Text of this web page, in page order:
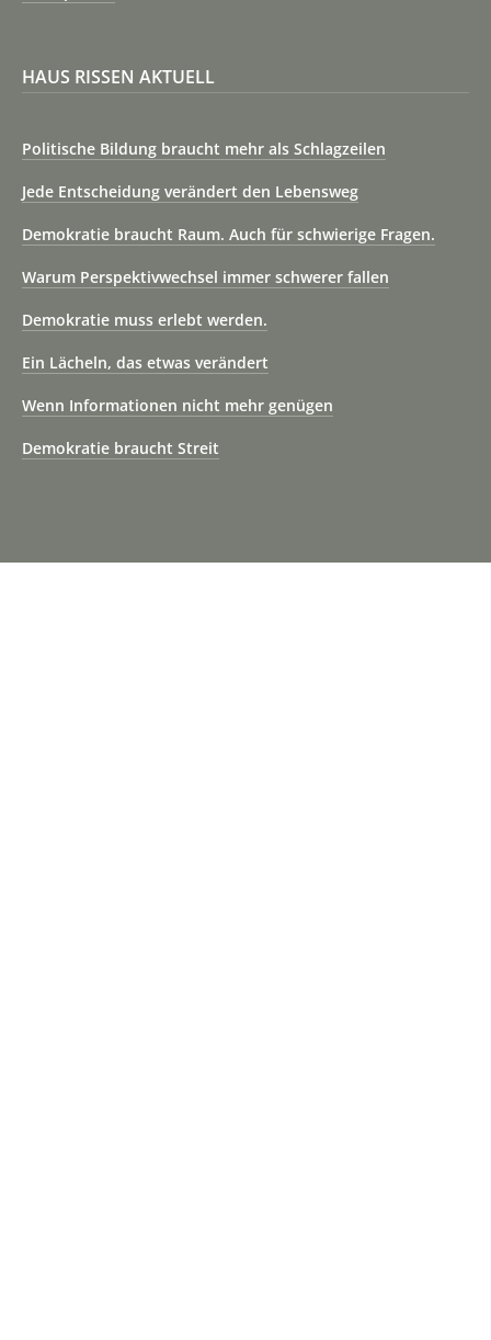
HAUS RISSEN AKTUELL
Politische Bildung braucht mehr als Schlagzeilen
Jede Entscheidung verändert den Lebensweg
Demokratie braucht Raum. Auch für schwierige Fragen.
Warum Perspektivwechsel immer schwerer fallen
Demokratie muss erlebt werden.
Ein Lächeln, das etwas verändert
Wenn Informationen nicht mehr genügen
Demokratie braucht Streit